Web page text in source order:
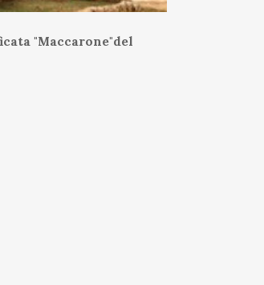
"Maccarone"del